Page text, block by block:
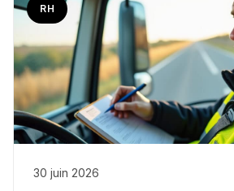
RH
30 juin 2026